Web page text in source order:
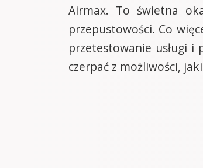
Airmax. To świetna
przepustowości. Co
przetestowanie usługi i
czerpać z możliwości,